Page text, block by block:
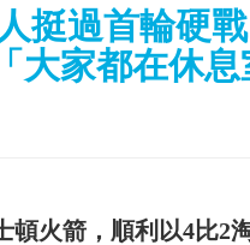
挺過首輪硬
大家都在休息
頓火箭，順利以4比2